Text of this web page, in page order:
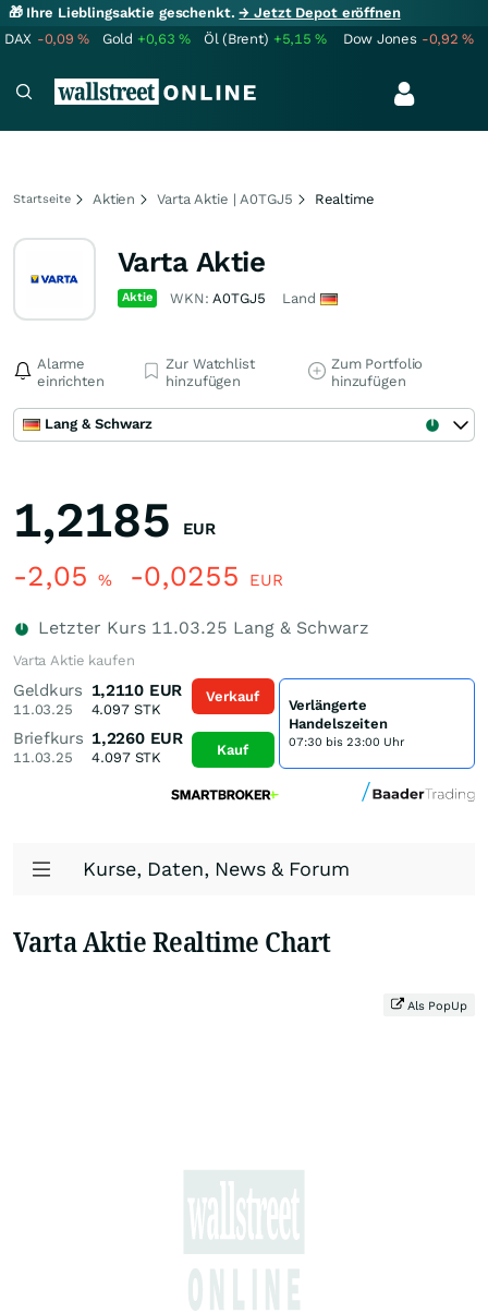
🎁 Ihre Lieblingsaktie geschenkt.→ Jetzt Depot eröffnen
DAX -0,09% Gold +0,63% Öl (Brent) +5,15% Dow Jones -0,92%
Startseite Aktien Varta Aktie | A0TGJ5 Realtime
Varta Aktie
Aktie WKN:A0TGJ5 Land
Alarme
einrichten
Zur Watchlist
hinzufügen
Zum Portfolio
hinzufügen
Lang & Schwarz
1,2185 EUR
-2,05 % -0,0255 EUR
Letzter Kurs 11.03.25 Lang & Schwarz
Varta Aktie kaufen
Geldkurs
11.03.25
1,2110 EUR
4.097STK
Briefkurs
11.03.25
1,2260 EUR
4.097STK
Verkauf
Kauf
Verlängerte
Handelszeiten
07:30 bis 23:00 Uhr
Kurse, Daten, News & Forum
Varta Aktie Realtime Chart
Als PopUp